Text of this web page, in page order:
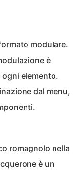
modulare.
è
elemento.
dal menu,
romagnolo nella
è un